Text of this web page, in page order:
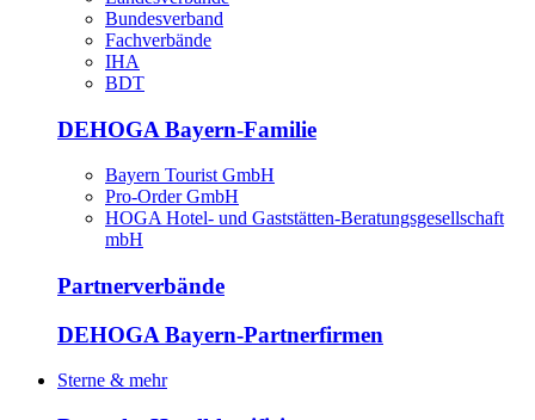
Bundesverband
Fachverbände
IHA
BDT
DEHOGA Bayern-Familie
Bayern Tourist GmbH
Pro-Order GmbH
HOGA Hotel- und Gaststätten-Beratungsgesellschaft
mbH
Partnerverbände
DEHOGA Bayern-Partnerfirmen
Sterne & mehr